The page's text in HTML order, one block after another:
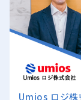
Umios ロジ株